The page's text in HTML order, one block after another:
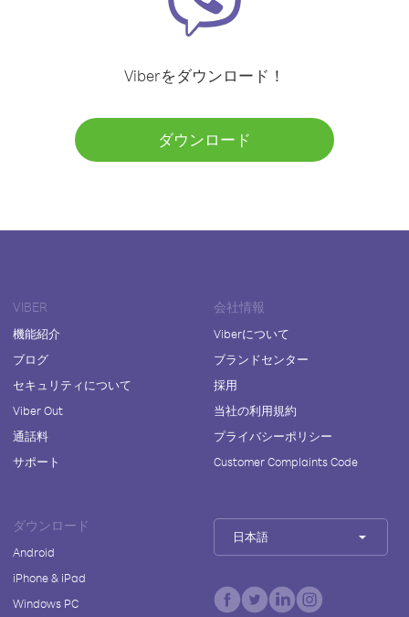
Viberをダウンロード！
ダウンロード
VIBER
機能紹介
ブログ
セキュリティについて
Viber Out
通話料
サポート
会社情報
Viberについて
ブランドセンター
採用
当社の利用規約
プライバシーポリシー
Customer Complaints Code
ダウンロード
Android
iPhone & iPad
Windows PC
日本語